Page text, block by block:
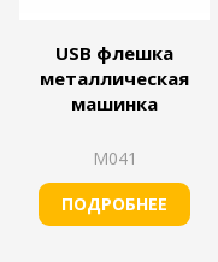
USB флешка
металлическая
машинка
М041
ПОДРОБНЕЕ